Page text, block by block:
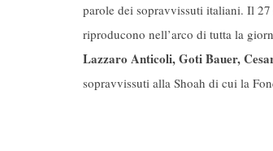
parole dei sopravvissuti italiani. Il
riproducono nell’arco di tutta la
Lazzaro Anticoli, Goti Bauer,
sopravvissuti alla Shoah di cui la